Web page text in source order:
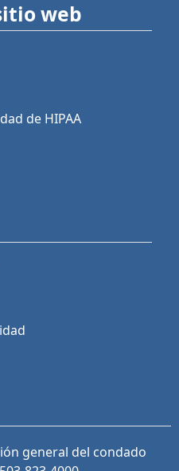
web
de HIPAA
general del condado